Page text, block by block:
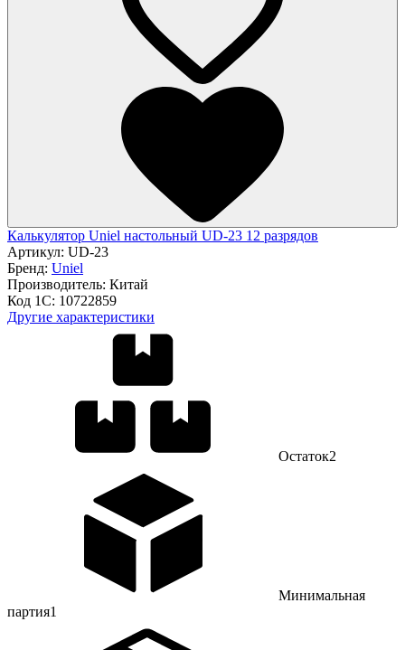
Калькулятор Uniel настольный UD-23 12 разрядов
Артикул: UD-23
Бренд: Uniel
Производитель: Китай
Код 1С: 10722859
Другие характеристики
Остаток2
Минимальная
партия1